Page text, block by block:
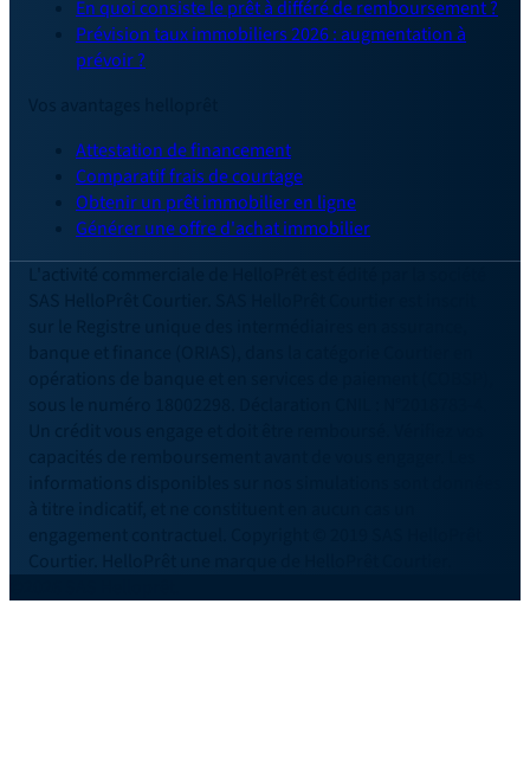
En quoi consiste le prêt à différé de remboursement ?
Prévision taux immobiliers 2026 : augmentation à
prévoir ?
Attestation de financement
Comparatif frais de courtage
Obtenir un prêt immobilier en ligne
Générer une offre d'achat immobilier